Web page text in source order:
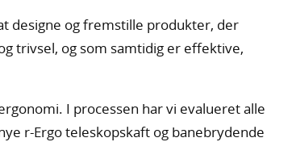
designe og fremstille produkter, der
trivsel, og som samtidig er effektive,
I processen har vi evalueret alle
r-Ergo teleskopskaft og banebrydende